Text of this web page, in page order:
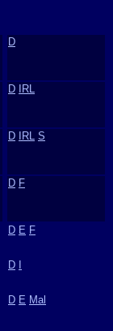
D
D IRL
D IRL S
D F
D E F
D
D E Mal